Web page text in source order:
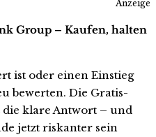
Anzeige
Group – Kaufen, halten
ist oder einen Einstieg
bewerten. Die Gratis-
die klare Antwort – und
jetzt riskanter sein